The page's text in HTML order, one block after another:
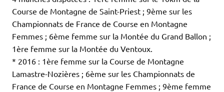
Course de Montagne de Saint-Priest ; 9ème sur les
Championnats de France de Course en Montagne
Femmes ; 6ème femme sur la Montée du Grand Ballon ;
1ère femme sur la Montée du Ventoux.
* 2016 : 1ère femme sur la Course de Montagne
Lamastre-Nozières ; 6ème sur les Championnats de
France de Course en Montagne Femmes ; 9ème femme